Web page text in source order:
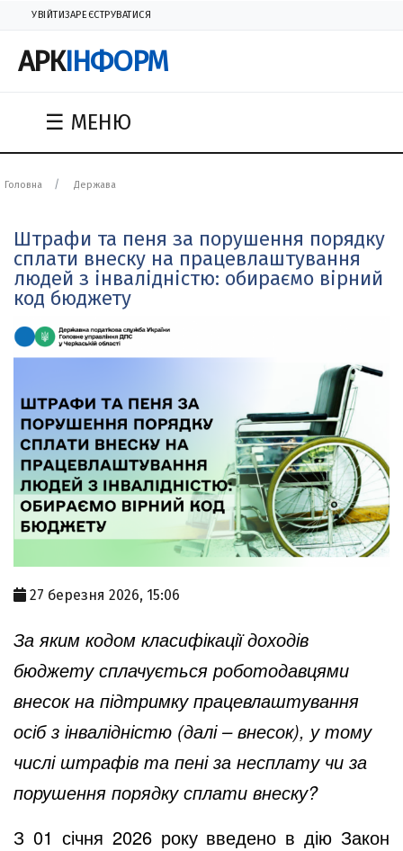
УВІЙТИЗАРЕЄСТРУВАТИСЯ
АРКІНФОРМ
☰ МЕНЮ
Головна Держава
Штрафи та пеня за порушення порядку
сплати внеску на працевлаштування
людей з інвалідністю: обираємо вірний
код бюджету
27 березня 2026, 15:06
За яким кодом класифікації доходів
бюджету сплачується роботодавцями
внесок на підтримку працевлаштування
осіб з інвалідністю (далі – внесок), у тому
числі штрафів та пені за несплату чи за
порушення порядку сплати внеску?
З 01 січня 2026 року введено в дію Закон